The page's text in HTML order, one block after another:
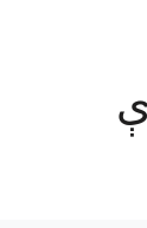
کتاب مخکتنه وشوه